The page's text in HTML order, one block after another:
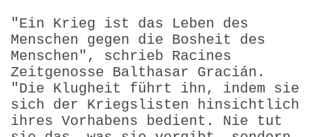
"Ein Krieg ist das Leben des
Menschen gegen die Bosheit des
Menschen", schrieb Racines
Zeitgenosse Balthasar Gracián.
"Die Klugheit führt ihn, indem sie
sich der Kriegslisten hinsicht­lich
ihres Vorhabens bedient. Nie tut